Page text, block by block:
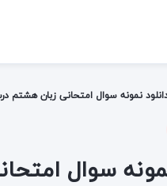
نمونه سوال امتحانی زبان
نمونه سوال